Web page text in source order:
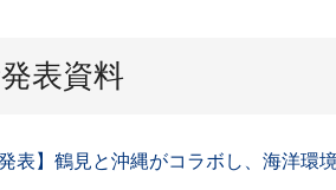
表資料
発表】鶴見と沖縄がコラボし、海洋